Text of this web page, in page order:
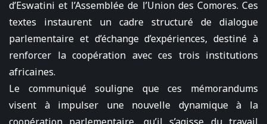
d’Eswatini et l’Assemblée de l’Union des Comores. Ces
textes instaurent un cadre structuré de dialogue
parlementaire et d’échange d’expériences, destiné à
renforcer la coopération avec ces trois institutions
africaines.
Le communiqué souligne que ces mémorandums
visent à impulser une nouvelle dynamique à la